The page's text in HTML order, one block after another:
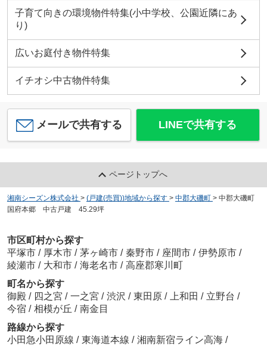
子育て向きの環境物件特集(小中学校、公園近隣にあ
り)
広いお庭付き物件特集
イチオシ中古物件特集
メールで共有する LINEで共有する
ページトップへ
湘南シーズン株式会社 > (戸建(売買))地域から探す > 中郡大磯町 > 中郡大磯町
国府本郷 中古戸建 45.29坪
市区町村から探す
平塚市 / 厚木市 / 茅ヶ崎市 / 秦野市 / 座間市 / 伊勢原市 /
綾瀬市 / 大和市 / 海老名市 / 高座郡寒川町
町名から探す
御殿 / 四之宮 / 一之宮 / 渋沢 / 東田原 / 上和田 / 立野台 /
今宿 / 相模が丘 / 南金目
路線から探す
小田急小田原線 / 東海道本線 / 湘南新宿ライン高海 /